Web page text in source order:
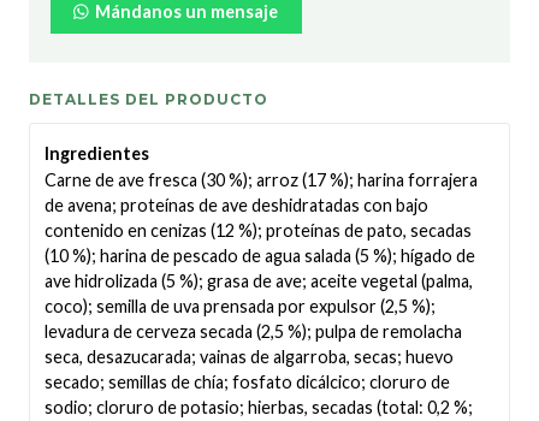
Mándanos un mensaje
DETALLES DEL PRODUCTO
Ingredientes
Carne de ave fresca (30 %); arroz (17 %); harina forrajera
de avena; proteínas de ave deshidratadas con bajo
contenido en cenizas (12 %); proteínas de pato, secadas
(10 %); harina de pescado de agua salada (5 %); hígado de
ave hidrolizada (5 %); grasa de ave; aceite vegetal (palma,
coco); semilla de uva prensada por expulsor (2,5 %);
levadura de cerveza secada (2,5 %); pulpa de remolacha
seca, desazucarada; vainas de algarroba, secas; huevo
secado; semillas de chía; fosfato dicálcico; cloruro de
sodio; cloruro de potasio; hierbas, secadas (total: 0,2 %;